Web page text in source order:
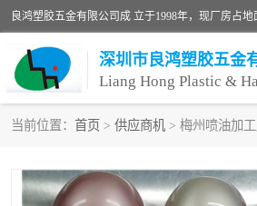
深圳市良鸿塑胶五金
当前位置： 首页 > 供应商机 > 梅州喷油加
塑胶外壳喷油 五金